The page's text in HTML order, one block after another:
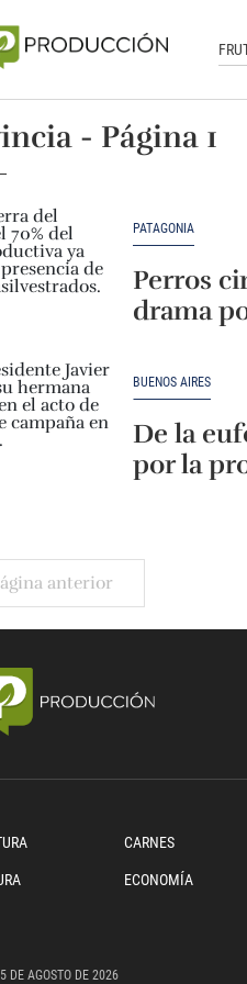
- Página 1
PATAGONIA
Perros
drama
BUENOS AIRES
De la
por la
anterior
CARNES
ECONOMÍA
5 DE AGOSTO DE 2026